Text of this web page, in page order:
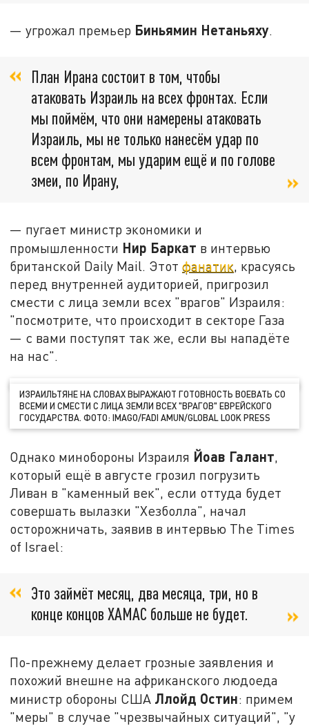
— угрожал премьер Биньямин Нетаньяху.
План Ирана состоит в том, чтобы
атаковать Израиль на всех фронтах. Если
мы поймём, что они намерены атаковать
Израиль, мы не только нанесём удар по
всем фронтам, мы ударим ещё и по голове
змеи, по Ирану,
— пугает министр экономики и
промышленности Нир Баркат в интервью
британской Daily Mail. Этотфанатик, красуясь
перед внутренней аудиторией, пригрозил
смести с лица земли всех "врагов" Израиля:
"посмотрите, что происходит в секторе Газа
— с вами поступят так же, если вы нападёте
на нас".
ИЗРАИЛЬТЯНЕ НА СЛОВАХ ВЫРАЖАЮТ ГОТОВНОСТЬ ВОЕВАТЬ СО
ВСЕМИ И СМЕСТИ С ЛИЦА ЗЕМЛИ ВСЕХ "ВРАГОВ" ЕВРЕЙСКОГО
ГОСУДАРСТВА. ФОТО: IMAGO/FADI AMUN/GLOBAL LOOK PRESS
Однако минобороны Израиля Йоав Галант,
который ещё в августе грозил погрузить
Ливан в "каменный век", если оттуда будет
совершать вылазки "Хезболла", начал
осторожничать, заявив в интервью The Times
of Israel:
Это займёт месяц, два месяца, три, но в
конце концов ХАМАС больше не будет.
По-прежнему делает грозные заявления и
похожий внешне на африканского людоеда
министр обороны США Ллойд Остин: примем
"меры" в случае "чрезвычайных ситуаций", "у